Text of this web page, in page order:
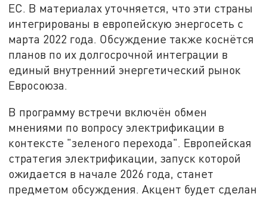
ЕС. В материалах уточняется, что эти страны
интегрированы в европейскую энергосеть с
марта 2022 года. Обсуждение также коснётся
планов по их долгосрочной интеграции в
единый внутренний энергетический рынок
Евросоюза.
В программу встречи включён обмен
мнениями по вопросу электрификации в
контексте "зеленого перехода". Европейская
стратегия электрификации, запуск которой
ожидается в начале 2026 года, станет
предметом обсуждения. Акцент будет сделан